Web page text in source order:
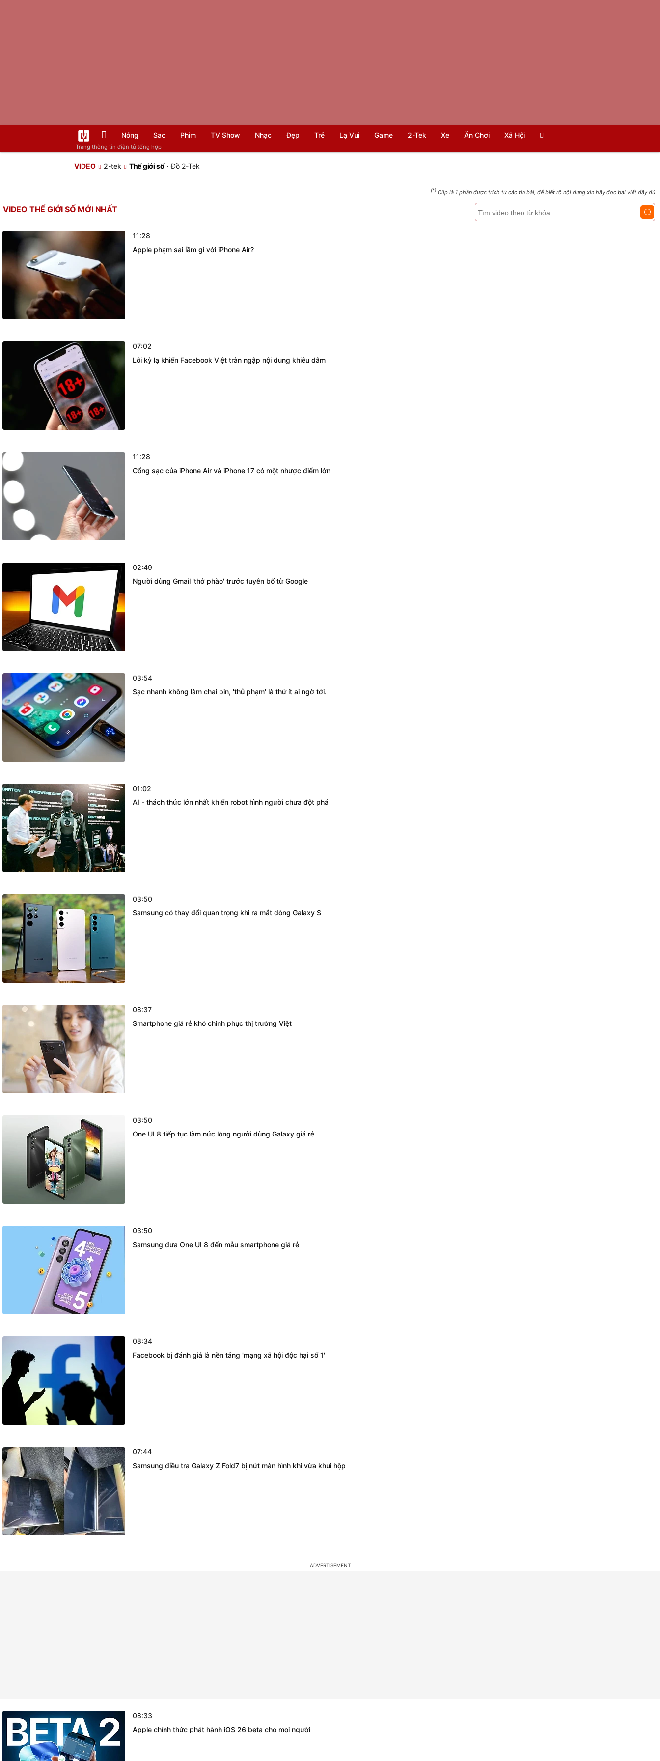
Trang thông tin điện tử tổng hợp
Nóng Sao Phim TV Show Nhạc Đẹp Trẻ Lạ Vui Game 2-Tek Xe Ăn Chơi Xã Hội
VIDEO 2-tek Thế giới số ·Đồ 2-Tek
(*) Clip là 1 phần được trích từ các tin bài, để biết rõ nội dung xin hãy đọc bài viết đầy đủ
VIDEO THẾ GIỚI SỐ MỚI NHẤT
11:28
Apple phạm sai lầm gì với iPhone Air?
07:02
Lỗi kỳ lạ khiến Facebook Việt tràn ngập nội dung khiêu dâm
11:28
Cổng sạc của iPhone Air và iPhone 17 có một nhược điểm lớn
02:49
Người dùng Gmail 'thở phào' trước tuyên bố từ Google
03:54
Sạc nhanh không làm chai pin, 'thủ phạm' là thứ ít ai ngờ tới.
01:02
AI - thách thức lớn nhất khiến robot hình người chưa đột phá
03:50
Samsung có thay đổi quan trọng khi ra mắt dòng Galaxy S
08:37
Smartphone giá rẻ khó chinh phục thị trường Việt
03:50
One UI 8 tiếp tục làm nức lòng người dùng Galaxy giá rẻ
03:50
Samsung đưa One UI 8 đến mẫu smartphone giá rẻ
08:34
Facebook bị đánh giá là nền tảng 'mạng xã hội độc hại số 1'
07:44
Samsung điều tra Galaxy Z Fold7 bị nứt màn hình khi vừa khui hộp
08:33
Apple chính thức phát hành iOS 26 beta cho mọi người